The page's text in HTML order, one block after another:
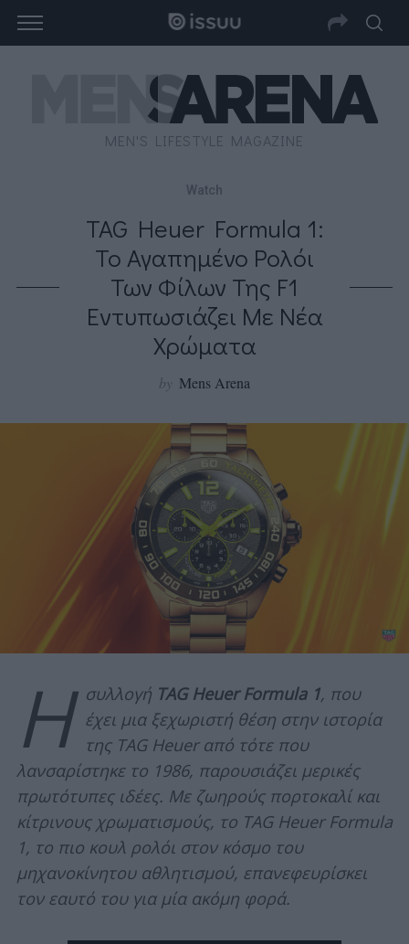
MEN'S LIFESTYLE MAGAZINE
Watch
TAG Heuer Formula 1:
Το Αγαπημένο Ρολόι
Των Φίλων Της F1
Εντυπωσιάζει Με Νέα
Χρώματα
by Mens Arena
Η συλλογή TAG Heuer Formula 1, που
έχει μια ξεχωριστή θέση στην ιστορία
της TAG Heuer από τότε που
λανσαρίστηκε το 1986, παρουσιάζει μερικές
πρωτότυπες ιδέες. Με ζωηρούς πορτοκαλί και
κίτρινους χρωματισμούς, το TAG Heuer Formula
1, το πιο κουλ ρολόι στον κόσμο του
μηχανοκίνητου αθλητισμού, επανεφευρίσκει
τον εαυτό του για μία ακόμη φορά.